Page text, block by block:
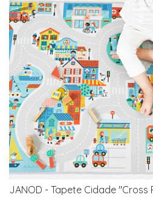
JANOD - Tapete Cidade "Cross